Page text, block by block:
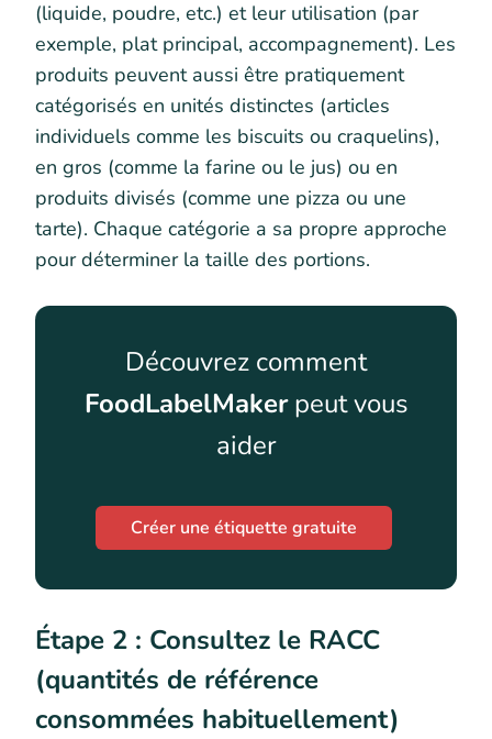
(liquide, poudre, etc.) et leur utilisation (par
exemple, plat principal, accompagnement). Les
produits peuvent aussi être pratiquement
catégorisés en unités distinctes (articles
individuels comme les biscuits ou craquelins),
en gros (comme la farine ou le jus) ou en
produits divisés (comme une pizza ou une
tarte). Chaque catégorie a sa propre approche
pour déterminer la taille des portions.
Découvrez comment
FoodLabelMakerpeut vous
aider
Créer une étiquette gratuite
Étape 2 : Consultez le RACC
(quantités de référence
consommées habituellement)